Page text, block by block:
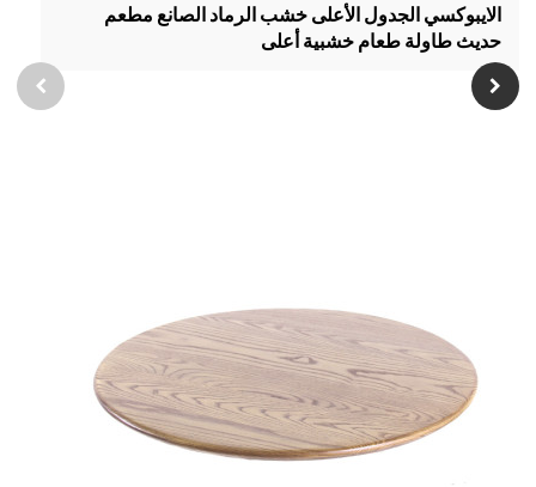
الايبوكسي الجدول الأعلى خشب الرماد الصانع مطعم
حديث طاولة طعام خشبية أعلى